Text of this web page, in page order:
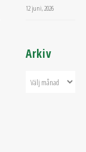
12 juni, 2026
Arkiv